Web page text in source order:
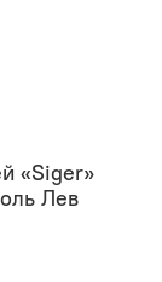
«Siger»
Лев